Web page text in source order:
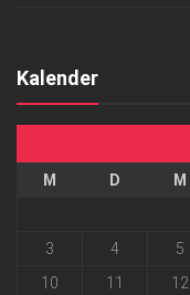
Kalender
M D M
3
4 5
10
11 12